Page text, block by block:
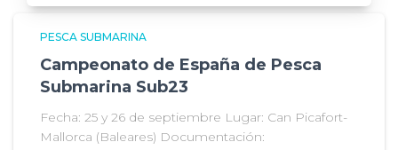
PESCA SUBMARINA
Campeonato de España de Pesca
Submarina Sub23
Fecha: 25 y 26 de septiembre Lugar: Can Picafort-
Mallorca (Baleares) Documentación: